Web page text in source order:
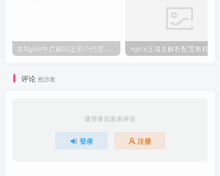
在Nginx中拦截特定用户代理的教程 nginx泛域名解析配置教程
评论 抢沙发
请登录后发表评论
登录 注册